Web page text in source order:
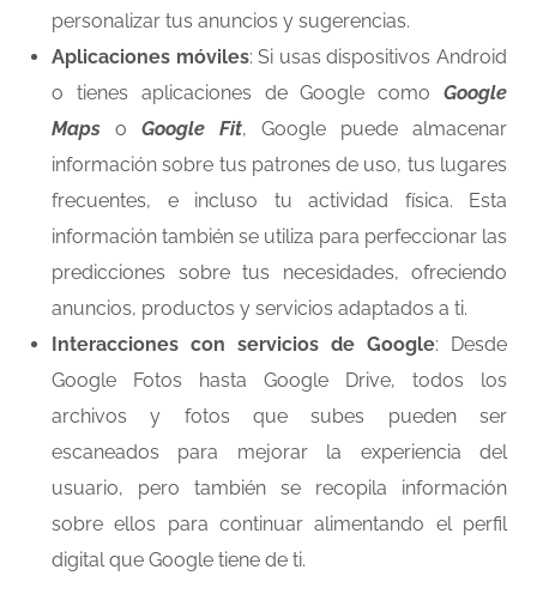
personalizar tus anuncios y sugerencias.
Aplicaciones móviles: Si usas dispositivos Android
o tienes aplicaciones de Google como Google
Maps o Google Fit, Google puede almacenar
información sobre tus patrones de uso, tus lugares
frecuentes, e incluso tu actividad física. Esta
información también se utiliza para perfeccionar las
predicciones sobre tus necesidades, ofreciendo
anuncios, productos y servicios adaptados a ti.
Interacciones con servicios de Google: Desde
Google Fotos hasta Google Drive, todos los
archivos y fotos que subes pueden ser
escaneados para mejorar la experiencia del
usuario, pero también se recopila información
sobre ellos para continuar alimentando el perfil
digital que Google tiene de ti.